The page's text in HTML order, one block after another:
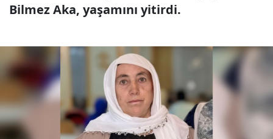
Bilmez Aka, yaşamını yitirdi.